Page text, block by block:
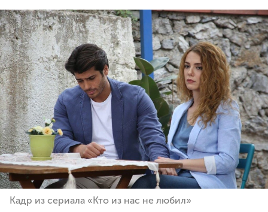
Кадр из сериала «Кто из нас не любил»